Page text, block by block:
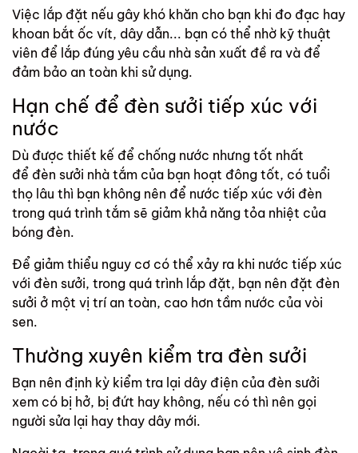
Việc lắp đặt nếu gây khó khăn cho bạn khi đo đạc hay
khoan bắt ốc vít, dây dẫn... bạn có thể nhờ kỹ thuật
viên để lắp đúng yêu cầu nhà sản xuất đề ra và để
đảm bảo an toàn khi sử dụng.
Hạn chế để đèn sưởi tiếp xúc với
nước
Dù được thiết kế để chống nước nhưng tốt nhất
để đèn sưởi nhà tắm của bạn hoạt đông tốt, có tuổi
thọ lâu thì bạn không nên để nước tiếp xúc với đèn
trong quá trình tắm sẽ giảm khả năng tỏa nhiệt của
bóng đèn.
Để giảm thiểu nguy cơ có thể xảy ra khi nước tiếp xúc
với đèn sưởi, trong quá trình lắp đặt, bạn nên đặt đèn
sưởi ở một vị trí an toàn, cao hơn tầm nước của vòi
sen.
Thường xuyên kiểm tra đèn sưởi
Bạn nên định kỳ kiểm tra lại dây điện của đèn sưởi
xem có bị hở, bị đứt hay không, nếu có thì nên gọi
người sửa lại hay thay dây mới.